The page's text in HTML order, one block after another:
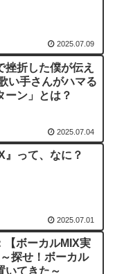
2025.07.09
挫折した僕が伝え
い手さんがハマる
ーン」とは？
2025.07.04
』って、なに？
2025.07.01
【ボーカルMIX実
探せ！ボーカル
いてきた～